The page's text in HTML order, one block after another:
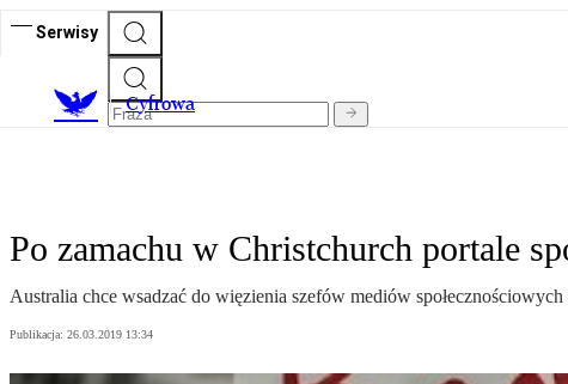
Serwisy
Cyfrowa
Po zamachu w Christchurch portale
Australia chce wsadzać do więzienia szefów mediów
Publikacja: 26.03.2019 13:34